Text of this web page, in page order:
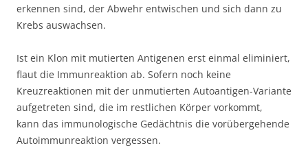
erkennen sind, der Abwehr entwischen und sich dann zu
Krebs auswachsen.
Ist ein Klon mit mutierten Antigenen erst einmal eliminiert,
flaut die Immunreaktion ab. Sofern noch keine
Kreuzreaktionen mit der unmutierten Autoantigen-Variante
aufgetreten sind, die im restlichen Körper vorkommt,
kann das immunologische Gedächtnis die vorübergehende
Autoimmunreaktion vergessen.